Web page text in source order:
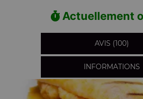
Actuellement
AVIS (100)
INFORMATIONS